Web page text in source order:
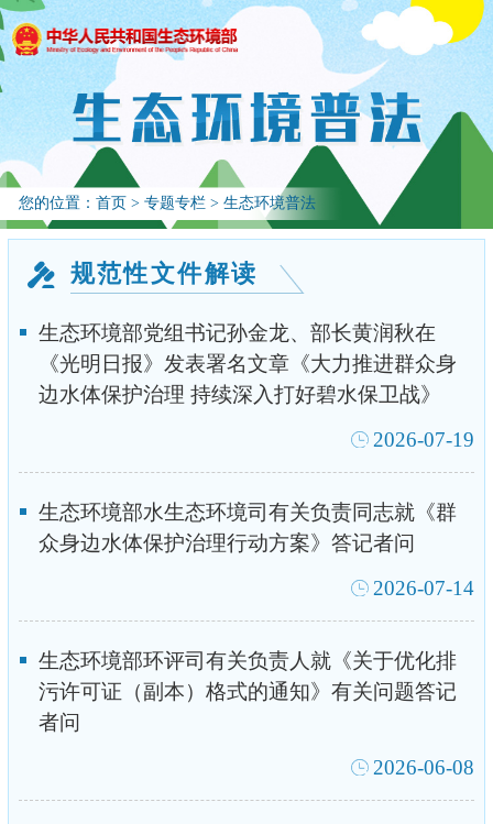
您的位置： 首页> 专题专栏> 生态环境普法
规范性文件解读
生态环境部党组书记孙金龙、部长黄润秋在
《光明日报》发表署名文章《大力推进群众身
边水体保护治理 持续深入打好碧水保卫战》
2026-07-19
生态环境部水生态环境司有关负责同志就《群
众身边水体保护治理行动方案》答记者问
2026-07-14
生态环境部环评司有关负责人就《关于优化排
污许可证（副本）格式的通知》有关问题答记
者问
2026-06-08